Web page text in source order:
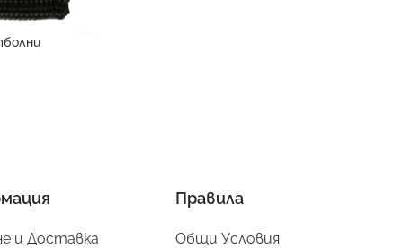
и Доставка
Правила
Общи Условия